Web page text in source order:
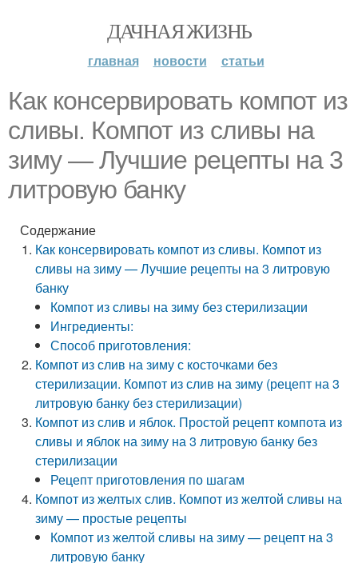
ДАЧНАЯ ЖИЗНЬ
главная новости статьи
Как консервировать компот из
сливы. Компот из сливы на
зиму — Лучшие рецепты на 3
литровую банку
Содержание
Как консервировать компот из сливы. Компот из
сливы на зиму — Лучшие рецепты на 3 литровую
банку
Компот из сливы на зиму без стерилизации
Ингредиенты:
Способ приготовления:
Компот из слив на зиму с косточками без
стерилизации. Компот из слив на зиму (рецепт на 3
литровую банку без стерилизации)
Компот из слив и яблок. Простой рецепт компота из
сливы и яблок на зиму на 3 литровую банку без
стерилизации
Рецепт приготовления по шагам
Компот из желтых слив. Компот из желтой сливы на
зиму — простые рецепты
Компот из желтой сливы на зиму — рецепт на 3
литровую банку